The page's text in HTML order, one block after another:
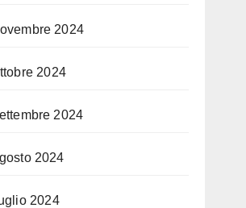
2024
2024
2024
2024
2024